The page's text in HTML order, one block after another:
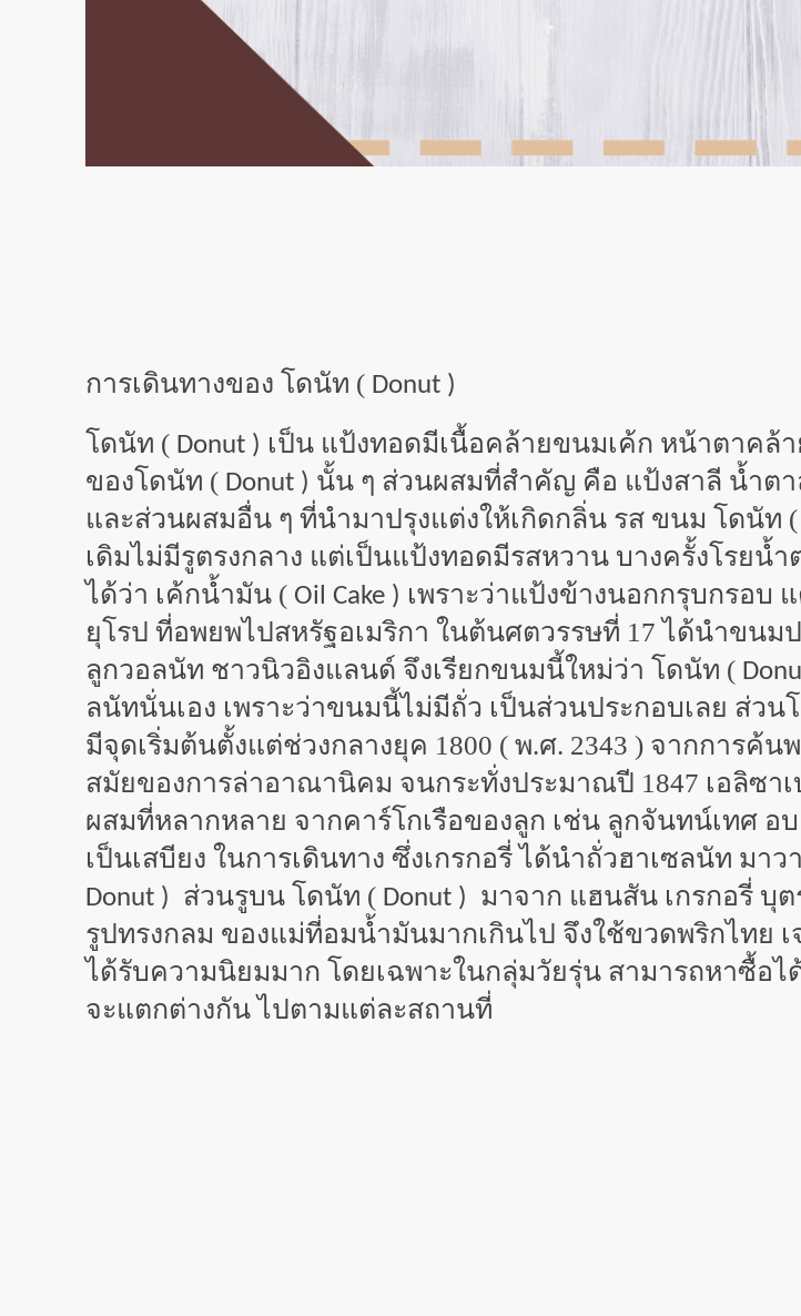
การเดินทางของ โดนัท ( Donut )
โดนัท ( Donut ) เป็น แป้งทอดมีเนื้อคล้ายขนมเค้ก หน้าตาคล้
ของโดนัท ( Donut ) นั้น ๆ ส่วนผสมที่สำคัญ คือ แป้งสาลี น้ำต
และส่วนผสมอื่น ๆ ที่นำมาปรุงแต่งให้เกิดกลิ่น รส ขนม โดนัท (
เดิมไม่มีรูตรงกลาง แต่เป็นแป้งทอดมีรสหวาน บางครั้งโรย
ได้ว่า เค้กน้ำมัน ( Oil Cake ) เพราะว่าแป้งข้างนอกกรุบกรอบ
ยุโรป ที่อพยพไปสหรัฐอเมริกา ในต้นศตวรรษที่ 17 ได้นำขนม
ลูกวอลนัท ชาวนิวอิงแลนด์ จึงเรียกขนมนี้ใหม่ว่า โดนัท (
ลนัทนั่นเอง เพราะว่าขนมนี้ไม่มีถั่ว เป็นส่วนประกอบเลย ส่วน
มีจุดเริ่มต้นตั้งแต่ช่วงกลางยุค 1800 ( พ.ศ. 2343 ) จากการค้
สมัยของการล่าอาณานิคม จนกระทั่งประมาณปี 1847 เอลิซา
ผสมที่หลากหลาย จากคาร์โกเรือของลูก เช่น ลูกจันทน์เทศ อ
เป็นเสบียง ในการเดินทาง ซึ่งเกรกอรี่ ได้นำถั่วฮาเซลนัท ม
Donut ) ส่วนรูบน โดนัท ( Donut ) มาจาก แฮนสัน เกรกอรี่ บุ
รูปทรงกลม ของแม่ที่อมน้ำมันมากเกินไป จึงใช้ขวดพริกไทย
ได้รับความนิยมมาก โดยเฉพาะในกลุ่มวัยรุ่น สามารถหาซื้อ
จะแตกต่างกัน ไปตามแต่ละสถานที่